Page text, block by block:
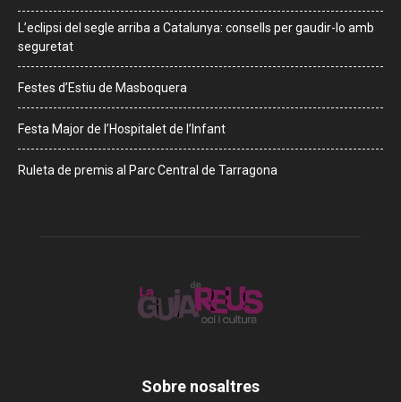
L’eclipsi del segle arriba a Catalunya: consells per gaudir-lo amb
seguretat
Festes d’Estiu de Masboquera
Festa Major de l’Hospitalet de l’Infant
Ruleta de premis al Parc Central de Tarragona
Sobre nosaltres